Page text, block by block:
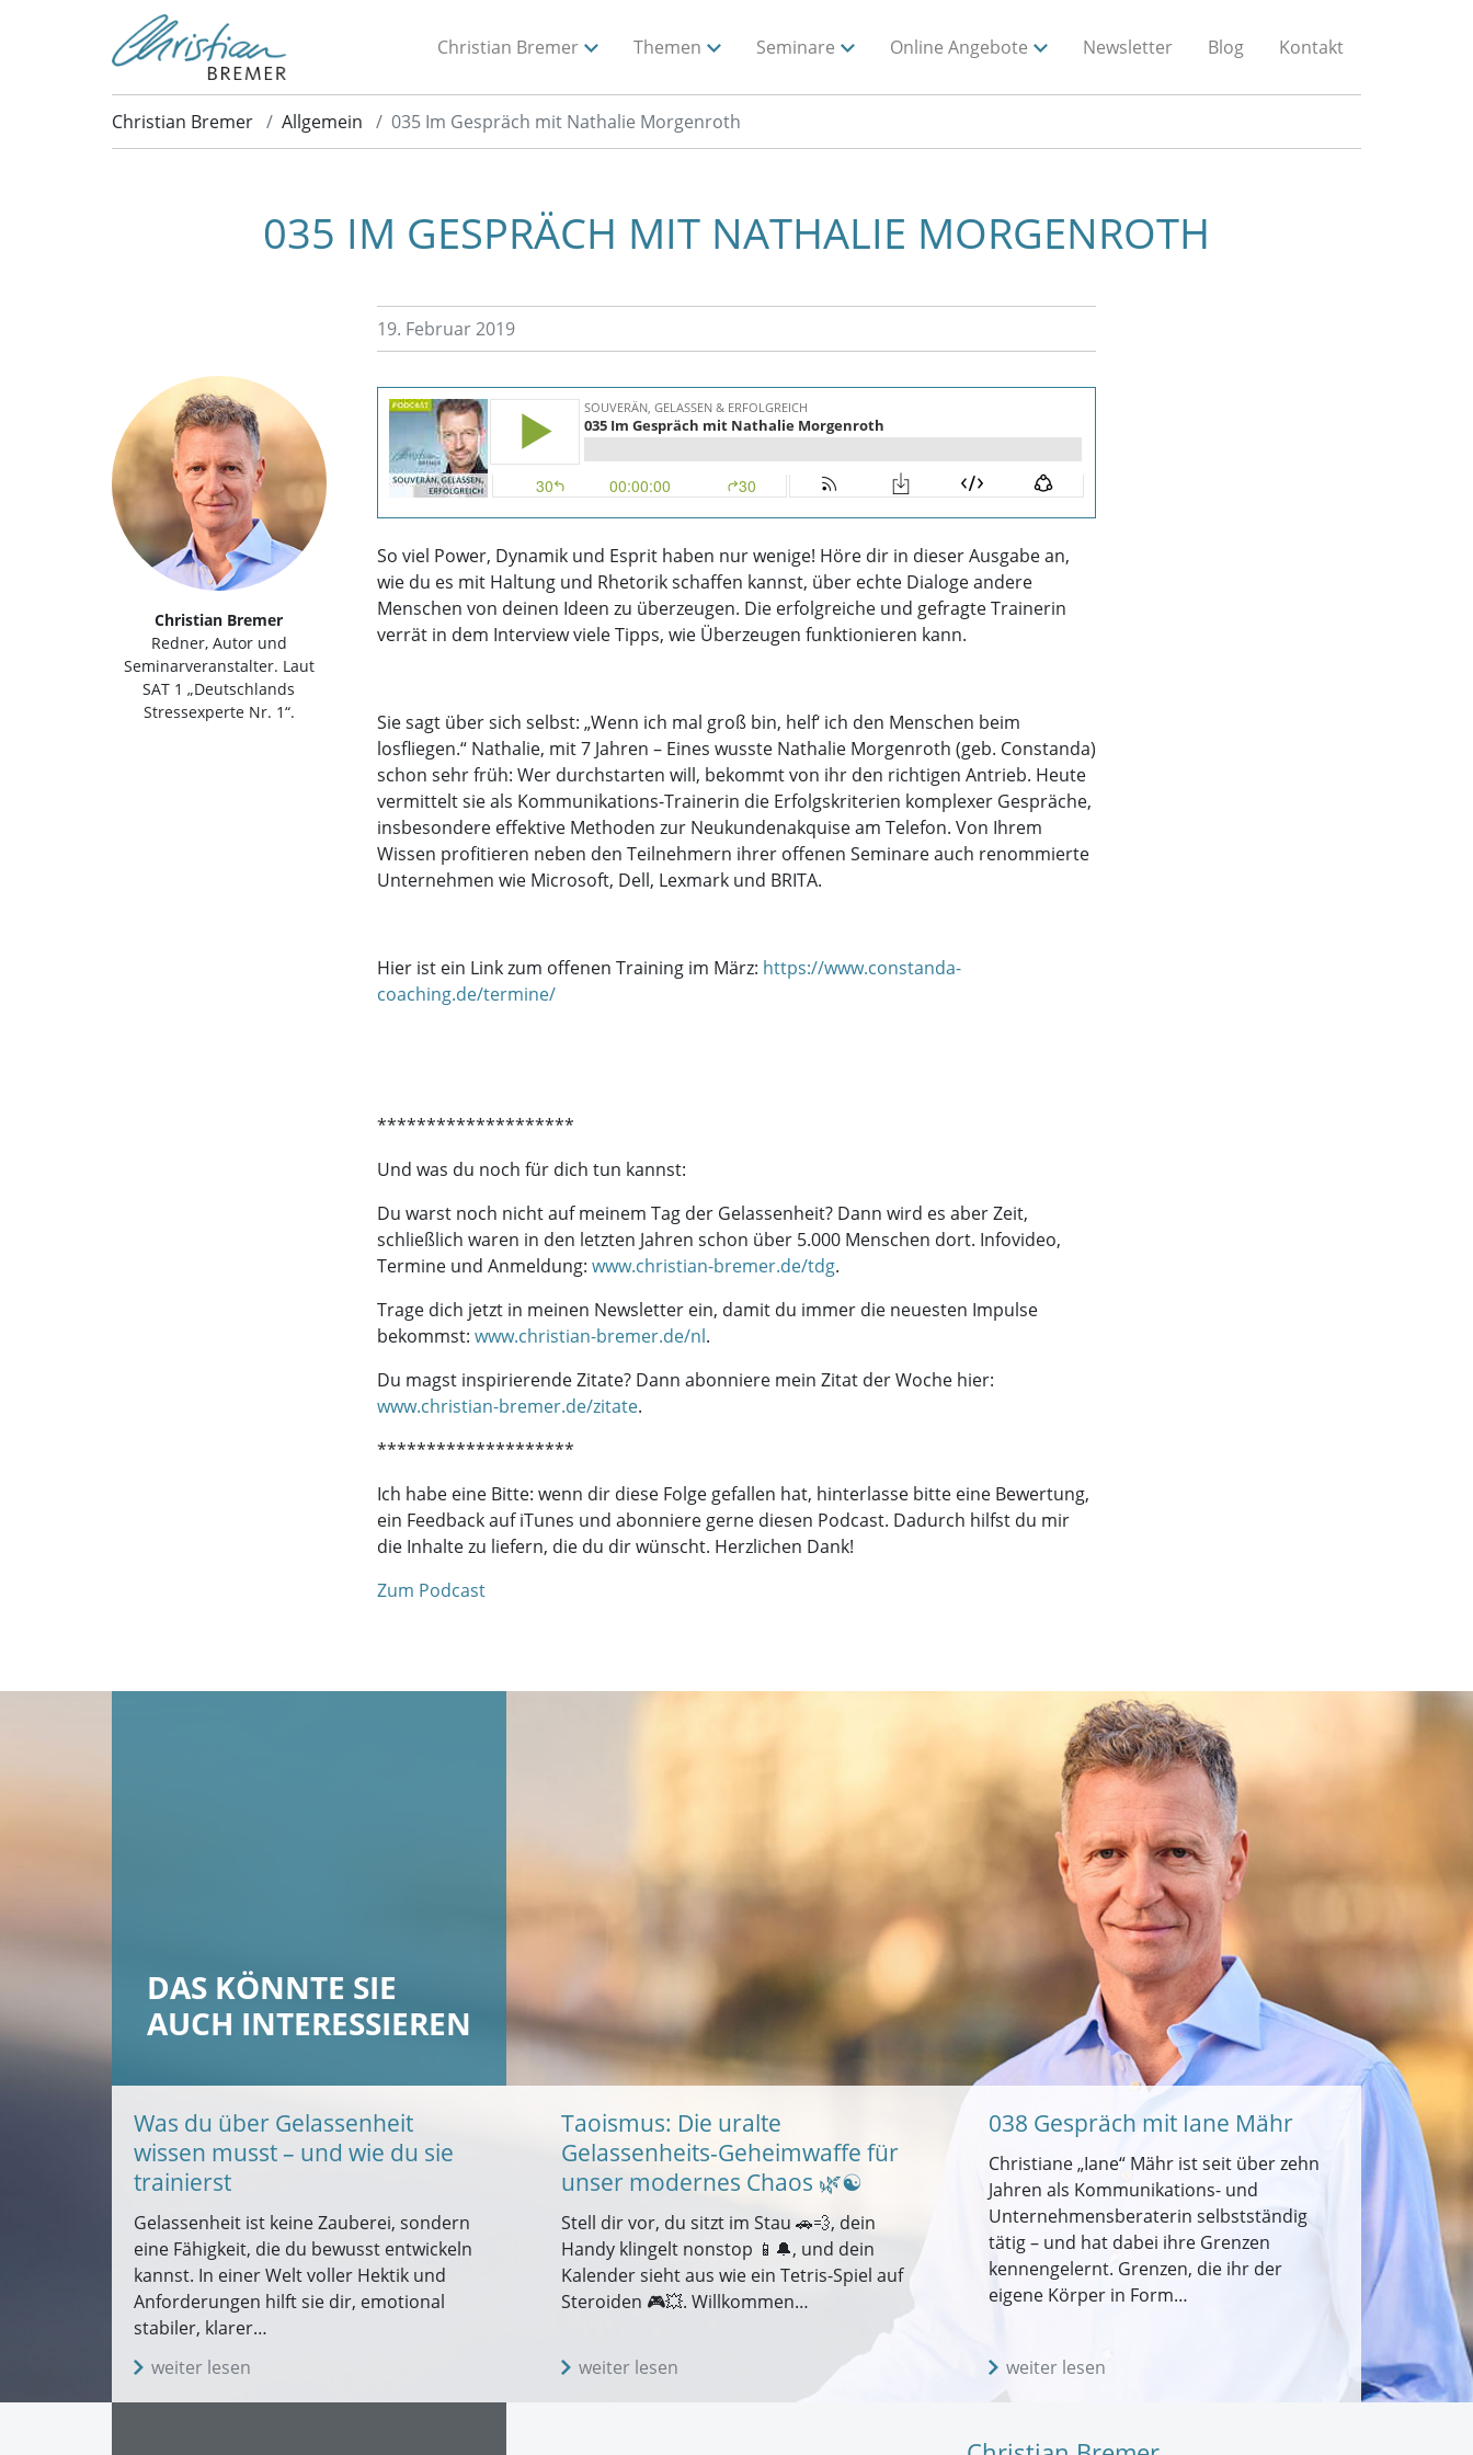
Christian Bremer Themen Seminare Online Angebote Newsletter Blog Kontakt
Christian Bremer Allgemein 035 Im Gespräch mit Nathalie Morgenroth
035 IM GESPRÄCH MIT NATHALIE MORGENROTH
Christian Bremer
Redner, Autor und
Seminarveranstalter. Laut
SAT 1 „Deutschlands
Stressexperte Nr. 1“.
19. Februar 2019
So viel Power, Dynamik und Esprit haben nur wenige! Höre dir in dieser Ausgabe an,
wie du es mit Haltung und Rhetorik schaffen kannst, über echte Dialoge andere
Menschen von deinen Ideen zu überzeugen. Die erfolgreiche und gefragte Trainerin
verrät in dem Interview viele Tipps, wie Überzeugen funktionieren kann.
Sie sagt über sich selbst: „Wenn ich mal groß bin, helf‘ ich den Menschen beim
losfliegen.“ Nathalie, mit 7 Jahren – Eines wusste Nathalie Morgenroth (geb. Constanda)
schon sehr früh: Wer durchstarten will, bekommt von ihr den richtigen Antrieb. Heute
vermittelt sie als Kommunikations-Trainerin die Erfolgskriterien komplexer Gespräche,
insbesondere effektive Methoden zur Neukundenakquise am Telefon. Von Ihrem
Wissen profitieren neben den Teilnehmern ihrer offenen Seminare auch renommierte
Unternehmen wie Microsoft, Dell, Lexmark und BRITA.
Hier ist ein Link zum offenen Training im März: https://www.constanda-
coaching.de/termine/
********************
Und was du noch für dich tun kannst:
Du warst noch nicht auf meinem Tag der Gelassenheit? Dann wird es aber Zeit,
schließlich waren in den letzten Jahren schon über 5.000 Menschen dort. Infovideo,
Termine und Anmeldung: www.christian-bremer.de/tdg.
Trage dich jetzt in meinen Newsletter ein, damit du immer die neuesten Impulse
bekommst: www.christian-bremer.de/nl.
Du magst inspirierende Zitate? Dann abonniere mein Zitat der Woche hier:
www.christian-bremer.de/zitate.
********************
Ich habe eine Bitte: wenn dir diese Folge gefallen hat, hinterlasse bitte eine Bewertung,
ein Feedback auf iTunes und abonniere gerne diesen Podcast. Dadurch hilfst du mir
die Inhalte zu liefern, die du dir wünscht. Herzlichen Dank!
Zum Podcast
DAS KÖNNTE SIE
AUCH INTERESSIEREN
Was du über Gelassenheit
wissen musst – und wie du sie
trainierst
Gelassenheit ist keine Zauberei, sondern
eine Fähigkeit, die du bewusst entwickeln
kannst. In einer Welt voller Hektik und
Anforderungen hilft sie dir, emotional
stabiler, klarer…
weiter lesen
Taoismus: Die uralte
Gelassenheits-Geheimwaffe für
unser modernes Chaos 🌿☯️
Stell dir vor, du sitzt im Stau 🚗💨, dein
Handy klingelt nonstop 📱🔔, und dein
Kalender sieht aus wie ein Tetris-Spiel auf
Steroiden 🎮💥. Willkommen…
weiter lesen
038 Gespräch mit Iane Mähr
Christiane „Iane“ Mähr ist seit über zehn
Jahren als Kommunikations- und
Unternehmensberaterin selbstständig
tätig – und hat dabei ihre Grenzen
kennengelernt. Grenzen, die ihr der
eigene Körper in Form…
weiter lesen